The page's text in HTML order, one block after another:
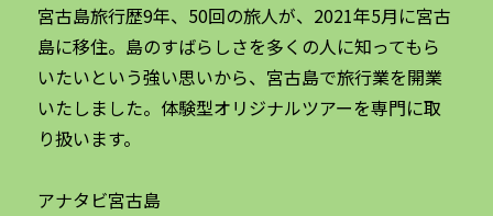
宮古島旅行歴9年、50回の旅人が、2021年5月に宮古
島に移住。島のすばらしさを多くの人に知ってもら
いたいという強い思いから、宮古島で旅行業を開業
いたしました。体験型オリジナルツアーを専門に取
り扱います。
アナタビ宮古島